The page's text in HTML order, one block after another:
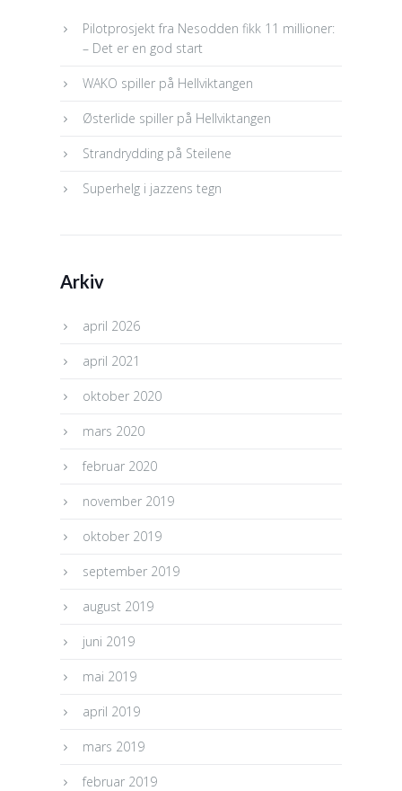
Pilotprosjekt fra Nesodden fikk 11 millioner:
– Det er en god start
WAKO spiller på Hellviktangen
Østerlide spiller på Hellviktangen
Strandrydding på Steilene
Superhelg i jazzens tegn
Arkiv
april 2026
april 2021
oktober 2020
mars 2020
februar 2020
november 2019
oktober 2019
september 2019
august 2019
juni 2019
mai 2019
april 2019
mars 2019
februar 2019